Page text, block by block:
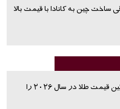
چین به کانادا با قیمت بالا
بانک آمریکا پیش‌بینی میانگین قیمت طلا در سال ۲۰۲۶ را